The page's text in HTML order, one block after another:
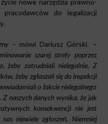
do legalizacji
– mówi Dariusz Górski. –
szarej strefy poprzez
żeby zatrudniali nielegalnie. Z
żeby zgłaszali się do inspekcji
o fakcie nielegalnego
naszych danych wynika, że jak
konsekwencji nie jest
niewiele zgłoszeń. Niemniej